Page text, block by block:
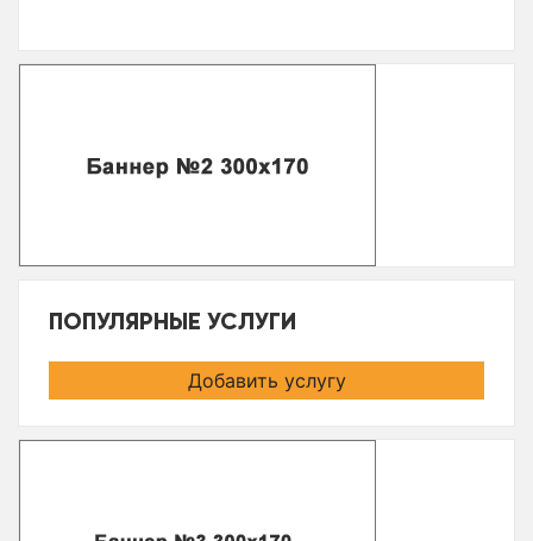
ПОПУЛЯРНЫЕ УСЛУГИ
Добавить услугу